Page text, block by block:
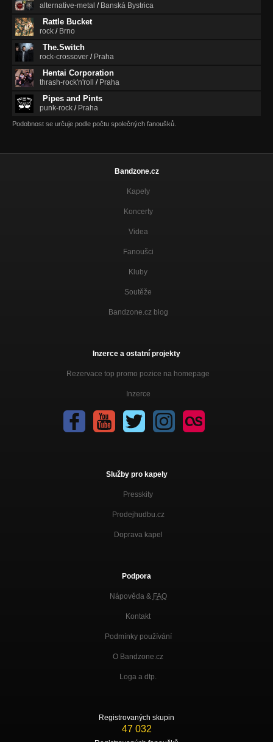
alternative-metal / Banská Bystrica
Rattle Bucket
rock / Brno
The.Switch
rock-crossover / Praha
Hentai Corporation
thrash-rock'n'roll / Praha
Pipes and Pints
punk-rock / Praha
Podobnost se určuje podle počtu společných fanoušků.
Bandzone.cz
Kapely
Koncerty
Videa
Fanoušci
Kluby
Soutěže
Bandzone.cz blog
Inzerce a ostatní projekty
Rezervace top promo pozice na homepage
Inzerce
Služby pro kapely
Presskity
Prodejhudbu.cz
Doprava kapel
Podpora
Nápověda & FAQ
Kontakt
Podmínky používání
O Bandzone.cz
Loga a dtp.
Registrovaných skupin
47 032